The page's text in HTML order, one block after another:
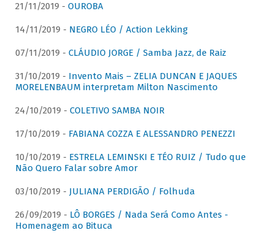
21/11/2019 - OUROBA
14/11/2019 - NEGRO LÉO / Action Lekking
07/11/2019 - CLÁUDIO JORGE / Samba Jazz, de Raiz
31/10/2019 - Invento Mais – ZELIA DUNCAN E JAQUES
MORELENBAUM interpretam Milton Nascimento
24/10/2019 - COLETIVO SAMBA NOIR
17/10/2019 - FABIANA COZZA E ALESSANDRO PENEZZI
10/10/2019 - ESTRELA LEMINSKI E TÉO RUIZ / Tudo que
Não Quero Falar sobre Amor
03/10/2019 - JULIANA PERDIGÃO / Folhuda
26/09/2019 - LÔ BORGES / Nada Será Como Antes -
Homenagem ao Bituca